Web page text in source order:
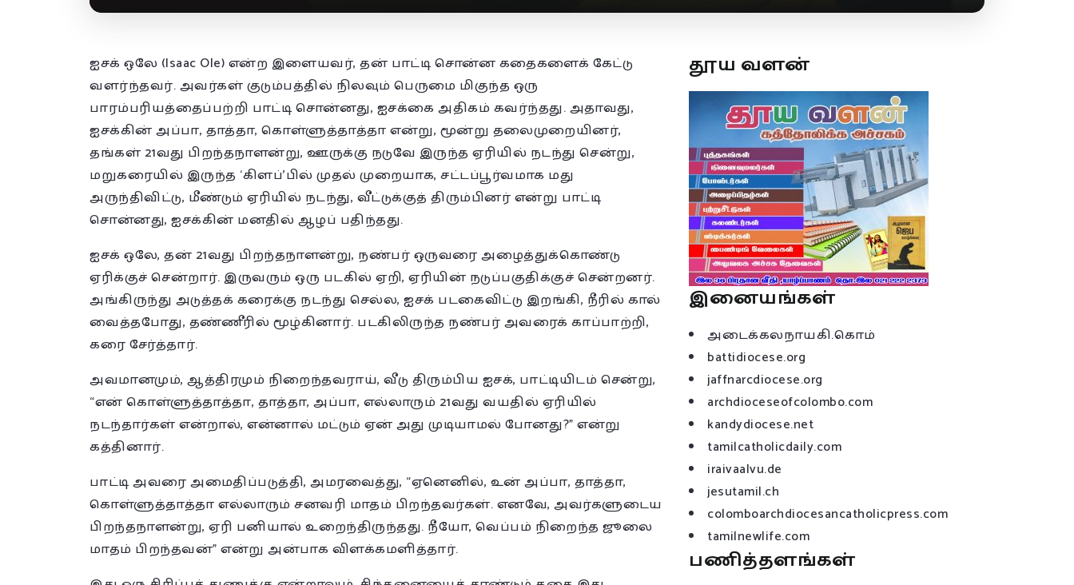
ஐசக் ஒலே (Isaac Ole) என்ற இளையவர், தன் பாட்டி சொன்ன கதைகளைக் கேட்டு
வளர்ந்தவர். அவர்கள் குடும்பத்தில் நிலவும் பெருமை மிகுந்த ஒரு
பாரம்பரியத்தைப்பற்றி பாட்டி சொன்னது, ஐசக்கை அதிகம் கவர்ந்தது. அதாவது,
ஐசக்கின் அப்பா, தாத்தா, கொள்ளுத்தாத்தா என்று, மூன்று தலைமுறையினர்,
தங்கள் 21வது பிறந்தநாளன்று, ஊருக்கு நடுவே இருந்த ஏரியில் நடந்து சென்று,
மறுகரையில் இருந்த ‘கிளப்’பில் முதல் முறையாக, சட்டப்பூர்வமாக மது
அருந்திவிட்டு, மீண்டும் ஏரியில் நடந்து, வீட்டுக்குத் திரும்பினர் என்று பாட்டி
சொன்னது, ஐசக்கின் மனதில் ஆழப் பதிந்தது.
ஐசக் ஒலே, தன் 21வது பிறந்தநாளன்று, நண்பர் ஒருவரை அழைத்துக்கொண்டு
ஏரிக்குச் சென்றார். இருவரும் ஒரு படகில் ஏறி, ஏரியின் நடுப்பகுதிக்குச் சென்றனர்.
அங்கிருந்து அடுத்தக் கரைக்கு நடந்து செல்ல, ஐசக் படகைவிட்டு இறங்கி, நீரில் கால்
வைத்தபோது, தண்ணீரில் மூழ்கினார். படகிலிருந்த நண்பர் அவரைக் காப்பாற்றி,
கரை சேர்த்தார்.
அவமானமும், ஆத்திரமும் நிறைந்தவராய், வீடு திரும்பிய ஐசக், பாட்டியிடம் சென்று,
“என் கொள்ளுத்தாத்தா, தாத்தா, அப்பா, எல்லாரும் 21வது வயதில் ஏரியில்
நடந்தார்கள் என்றால், என்னால் மட்டும் ஏன் அது முடியாமல் போனது?” என்று
கத்தினார்.
பாட்டி அவரை அமைதிப்படுத்தி, அமரவைத்து, “ஏனெனில், உன் அப்பா, தாத்தா,
கொள்ளுத்தாத்தா எல்லாரும் சனவரி மாதம் பிறந்தவர்கள். எனவே, அவர்களுடைய
பிறந்தநாளன்று, ஏரி பனியால் உறைந்திருந்தது. நீயோ, வெப்பம் நிறைந்த ஜூலை
மாதம் பிறந்தவன்” என்று அன்பாக விளக்கமளித்தார்.
தூய வளன்
இனையங்கள்
அடைக்கலநாயகி.கொம்
battidiocese.org
jaffnarcdiocese.org
archdioceseofcolombo.com
kandydiocese.net
tamilcatholicdaily.com
iraivaalvu.de
jesutamil.ch
colomboarchdiocesancatholicpress.com
tamilnewlife.com
பணித்தளங்கள்